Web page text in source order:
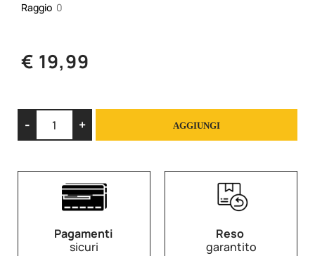
Raggio 0
€ 19,99
AGGIUNGI
Pagamenti
sicuri
Reso
garantito